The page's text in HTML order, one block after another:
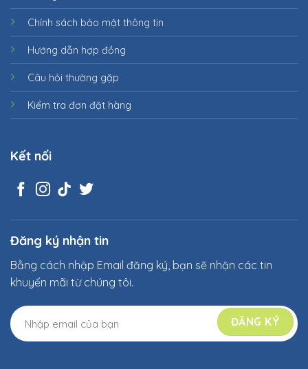
Chính sách bảo mật thông tin
Hướng dẫn hợp đồng
Câu hỏi thường gặp
Kiểm tra đơn đặt hàng
Kết nối
Đăng ký nhận tin
Bằng cách nhập Email đăng ký, bạn sẽ nhận các tin
khuyến mãi từ chúng tôi.